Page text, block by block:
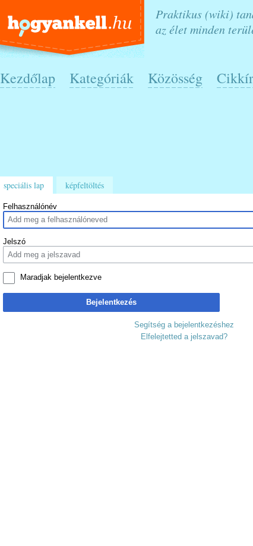
Praktikus (wiki)
az élet minden
Kezdőlap Kategóriák Közösség
speciális lap képfeltöltés
Felhasználónév
Jelszó
Maradjak bejelentkezve
Bejelentkezés
Segítség a bejelentkezéshez
Elfelejtetted a jelszavad?